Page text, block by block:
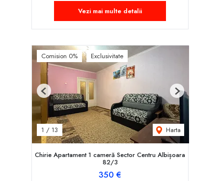
Vezi mai multe detalii
Comision 0% Exclusivitate
1 / 13 Harta
Previous Next
Chirie Apartament 1 cameră Sector Centru Albișoara
82/3
350 €